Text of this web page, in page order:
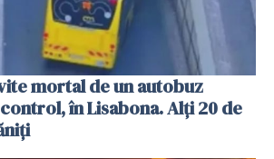
mortal de un autobuz
în Lisabona. Alți 20 de